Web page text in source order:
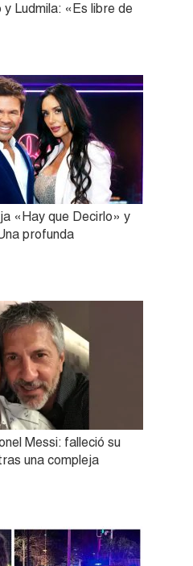
Ludmila: «Es libre de
«Hay que Decirlo» y
profunda
Messi: falleció su
una compleja